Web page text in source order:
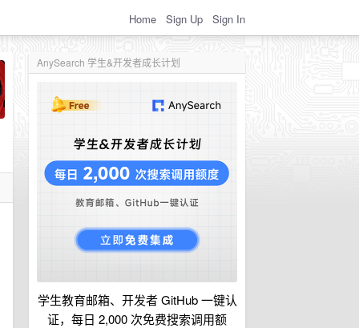
Home Sign Up Sign In
AnySearch 学生&开发者成长计划
学生教育邮箱、开发者 GitHub 一键认
证，每日 2,000 次免费搜索调用额